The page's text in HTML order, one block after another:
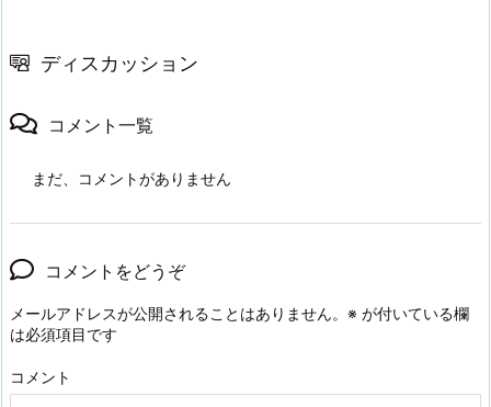
ディスカッション
コメント一覧
まだ、コメントがありません
コメントをどうぞ
メールアドレスが公開されることはありません。 ※ が付いている欄
は必須項目です
コメント